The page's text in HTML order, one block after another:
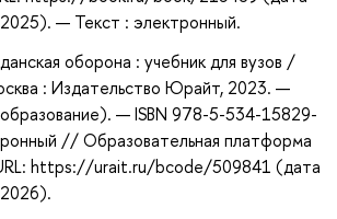
— Текст : электронный.
оборона : учебник для вузов /
: Издательство Юрайт, 2023. —
— ISBN 978-5-534-15829-
// Образовательная платформа
https://urait.ru/bcode/509841 (дата